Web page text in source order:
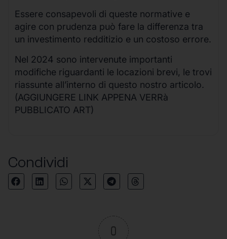
Essere consapevoli di queste normative e
agire con prudenza può fare la differenza tra
un investimento redditizio e un costoso errore.
Nel 2024 sono intervenute importanti
modifiche riguardanti le locazioni brevi, le trovi
riassunte all’interno di questo nostro articolo.
(AGGIUNGERE LINK APPENA VERRà
PUBBLICATO ART)
Condividi
0